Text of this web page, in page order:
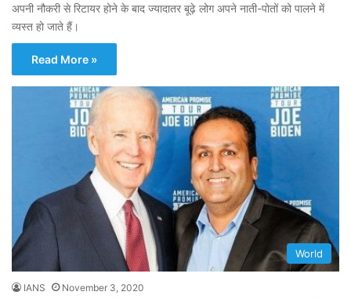
अपनी नौकरी से रिटायर होने के बाद ज्यादातर बूढ़े लोग अपने नाती-पोतों को पालने में
व्यस्त हो जाते हैं।
Read More »
World
IANS November 3, 2020